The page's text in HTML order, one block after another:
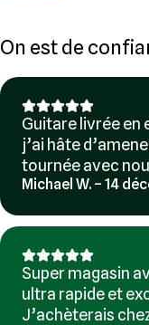
On est de
Guitare livrée en
j’ai hâte
tournée avec
Michael W. – 14
Super magasin
ultra rapide et
J’achèterais